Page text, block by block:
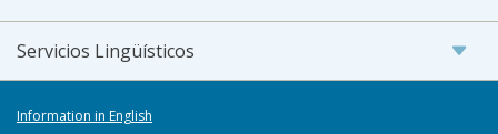
Servicios Lingüísticos
Information in English